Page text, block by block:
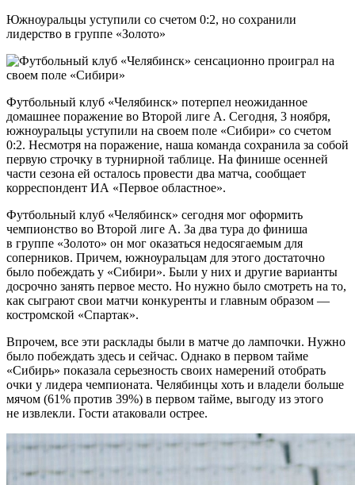
Южноуральцы уступили со счетом 0:2, но сохранили
лидерство в группе «Золото»
Футбольный клуб «Челябинск» потерпел неожиданное
домашнее поражение во Второй лиге А. Сегодня, 3 ноября,
южноуральцы уступили на своем поле «Сибири» со счетом
0:2. Несмотря на поражение, наша команда сохранила за собой
первую строчку в турнирной таблице. На финише осенней
части сезона ей осталось провести два матча, сообщает
корреспондент ИА «Первое областное».
Футбольный клуб «Челябинск» сегодня мог оформить
чемпионство во Второй лиге А. За два тура до финиша
в группе «Золото» он мог оказаться недосягаемым для
соперников. Причем, южноуральцам для этого достаточно
было побеждать у «Сибири». Были у них и другие варианты
досрочно занять первое место. Но нужно было смотреть на то,
как сыграют свои матчи конкуренты и главным образом —
костромской «Спартак».
Впрочем, все эти расклады были в матче до лампочки. Нужно
было побеждать здесь и сейчас. Однако в первом тайме
«Сибирь» показала серьезность своих намерений отобрать
очки у лидера чемпионата. Челябинцы хоть и владели больше
мячом (61% против 39%) в первом тайме, выгоду из этого
не извлекли. Гости атаковали острее.